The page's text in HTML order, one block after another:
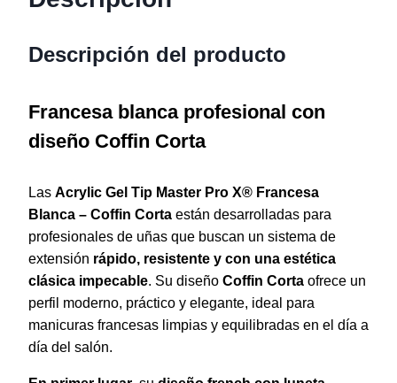
Descripción del producto
Francesa blanca profesional con
diseño Coffin Corta
Las Acrylic Gel Tip Master Pro X® Francesa
Blanca – Coffin Corta están desarrolladas para
profesionales de uñas que buscan un sistema de
extensión rápido, resistente y con una estética
clásica impecable. Su diseño Coffin Corta ofrece un
perfil moderno, práctico y elegante, ideal para
manicuras francesas limpias y equilibradas en el día a
día del salón.